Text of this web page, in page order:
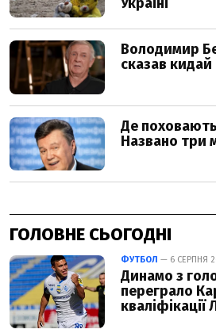
ГОЛОВНЕ СЬОГОДНІ
ФУТБОЛ — 6 СЕРПНЯ
Динамо з
переграло